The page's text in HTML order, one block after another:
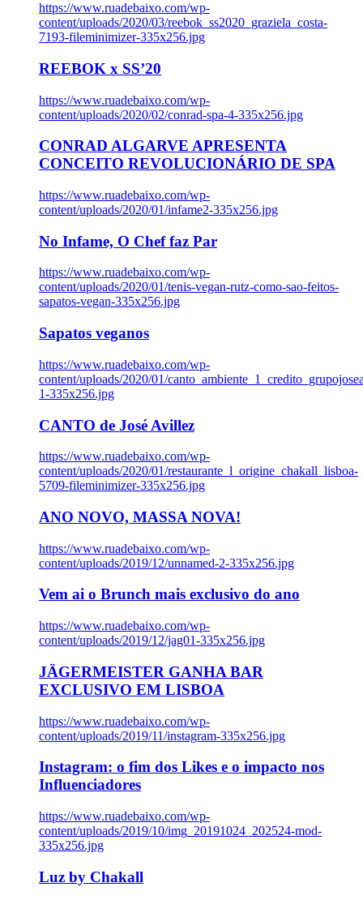
https://www.ruadebaixo.com/wp-
content/uploads/2020/03/reebok_ss2020_graziela_costa-
7193-fileminimizer-335x256.jpg
REEBOK x SS’20
https://www.ruadebaixo.com/wp-
content/uploads/2020/02/conrad-spa-4-335x256.jpg
CONRAD ALGARVE APRESENTA
CONCEITO REVOLUCIONÁRIO DE SPA
https://www.ruadebaixo.com/wp-
content/uploads/2020/01/infame2-335x256.jpg
No Infame, O Chef faz Par
https://www.ruadebaixo.com/wp-
content/uploads/2020/01/tenis-vegan-rutz-como-sao-feitos-
sapatos-vegan-335x256.jpg
Sapatos veganos
https://www.ruadebaixo.com/wp-
content/uploads/2020/01/
1-335x256.jpg
CANTO de José Avillez
https://www.ruadebaixo.com/wp-
content/uploads/2020/01/restaurante_l_origine_chakall_lisboa-
5709-fileminimizer-335x256.jpg
ANO NOVO, MASSA NOVA!
https://www.ruadebaixo.com/wp-
content/uploads/2019/12/unnamed-2-335x256.jpg
Vem ai o Brunch mais exclusivo do ano
https://www.ruadebaixo.com/wp-
content/uploads/2019/12/jag01-335x256.jpg
JÄGERMEISTER GANHA BAR
EXCLUSIVO EM LISBOA
https://www.ruadebaixo.com/wp-
content/uploads/2019/11/instagram-335x256.jpg
Instagram: o fim dos Likes e o impacto nos
Influenciadores
https://www.ruadebaixo.com/wp-
content/uploads/2019/10/img_20191024_202524-mod-
335x256.jpg
Luz by Chakall